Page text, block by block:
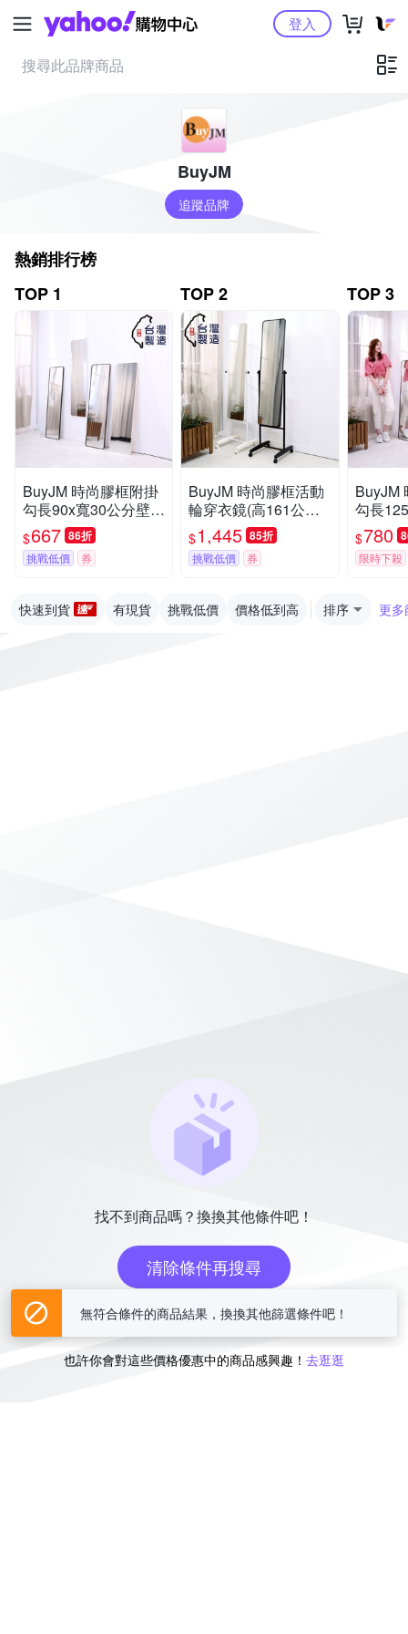
Yahoo購物中心登入
BuyJM
追蹤品牌
熱銷排行榜
TOP 1
BuyJM 時尚膠框附掛
勾長90x寬30公分壁
鏡/壁掛鏡/玄關鏡
$667 86折
挑戰低價 券
TOP 2
BuyJM 時尚膠框活動
輪穿衣鏡(高161公分)/
立鏡/活動鏡/穿衣鏡
$1,445 85折
挑戰低價 券
TOP 3
BuyJM
勾長
鏡/壁
$780
限時下殺
快速到貨 有現貨 挑戰低價 價格低到高 排序 更多
找不到商品嗎？換換其他條件吧！
清除條件再搜尋
或
也許你會對這些價格優惠中的商品感興趣！ 去逛逛
無符合條件的商品結果，換換其他篩選條件吧！